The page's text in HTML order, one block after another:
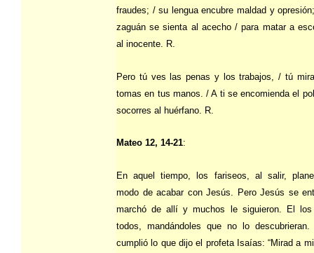
fraudes; / su lengua encubre maldad y
zaguán se sienta al acecho / para matar a
al inocente. R.
Pero tú ves las penas y los trabajos, / tú
tomas en tus manos. / A ti se encomienda el
socorres al huérfano. R.
Mateo 12, 14-21:
En aquel tiempo, los fariseos, al salir,
modo de acabar con Jesús. Pero Jesús se
marchó de allí y muchos le siguieron. El
todos, mandándoles que no lo
cumplió lo que dijo el profeta Isaías: “Mirad a